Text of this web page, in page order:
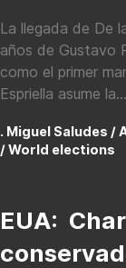
La llegada de De
años de Gustavo
como el primer
Espriella asume la...
. Miguel Saludes /
/ World elections
EUA: